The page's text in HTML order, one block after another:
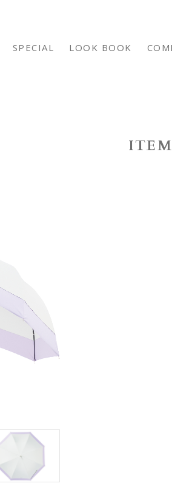
SPECIAL LOOK BOOK